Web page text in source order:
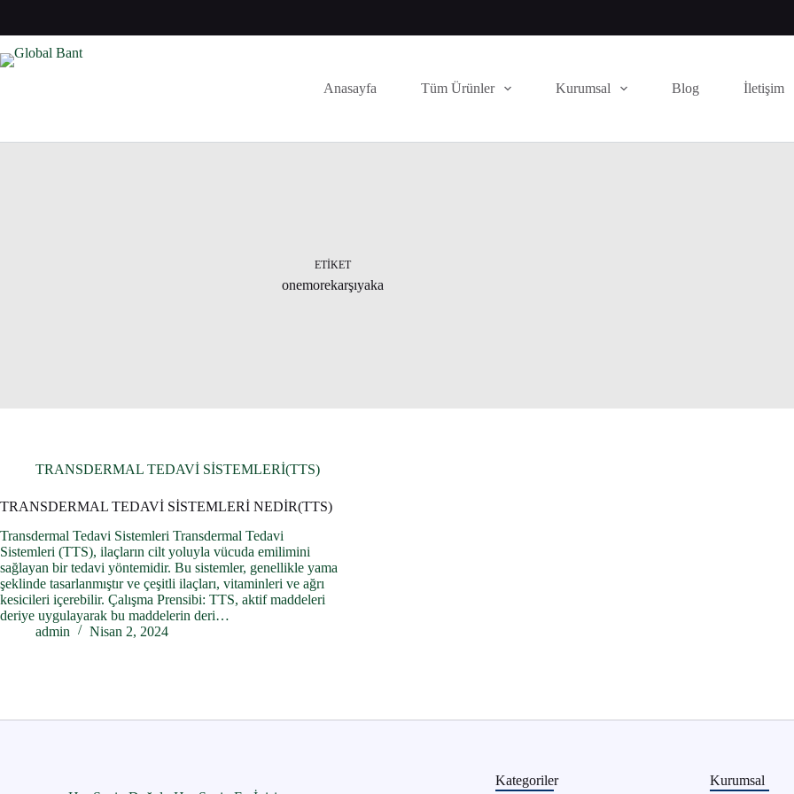
Anasayfa Tüm Ürünler Kurumsal Blog İletişim
ETIKET
onemorekarşıyaka
TRANSDERMAL TEDAVİ SİSTEMLERİ(TTS)
TRANSDERMAL TEDAVİ SİSTEMLERİ NEDİR(TTS)
Transdermal Tedavi Sistemleri Transdermal Tedavi
Sistemleri (TTS), ilaçların cilt yoluyla vücuda emilimini
sağlayan bir tedavi yöntemidir. Bu sistemler, genellikle yama
şeklinde tasarlanmıştır ve çeşitli ilaçları, vitaminleri ve ağrı
kesicileri içerebilir. Çalışma Prensibi: TTS, aktif maddeleri
deriye uygulayarak bu maddelerin deri…
admin
Nisan 2, 2024
Kategoriler Kurumsal